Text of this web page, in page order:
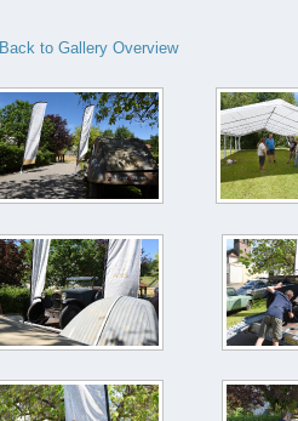
Back to Gallery Overview